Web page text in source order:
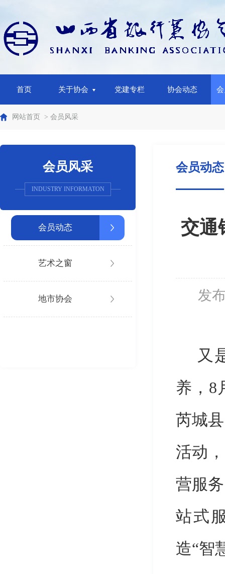
首页 关于协会 党建专栏 协会动态
网站首页 > 会员风采
会员风采
INDUSTRY INFORMATON
会员动态
艺术之窗
地市协会
会员动态
交通
发
又
养，8
芮城
活动
营服
站式
造“智